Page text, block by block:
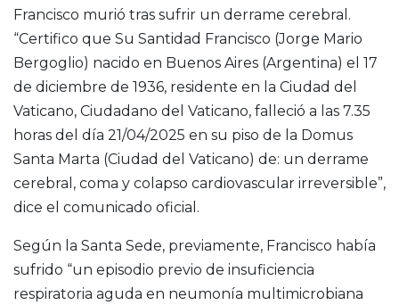
Francisco murió tras sufrir un derrame cerebral.
“Certifico que Su Santidad Francisco (Jorge Mario
Bergoglio) nacido en Buenos Aires (Argentina) el 17
de diciembre de 1936, residente en la Ciudad del
Vaticano, Ciudadano del Vaticano, falleció a las 7.35
horas del día 21/04/2025 en su piso de la Domus
Santa Marta (Ciudad del Vaticano) de: un derrame
cerebral, coma y colapso cardiovascular irreversible”,
dice el comunicado oficial.
Según la Santa Sede, previamente, Francisco había
sufrido “un episodio previo de insuficiencia
respiratoria aguda en neumonía multimicrobiana